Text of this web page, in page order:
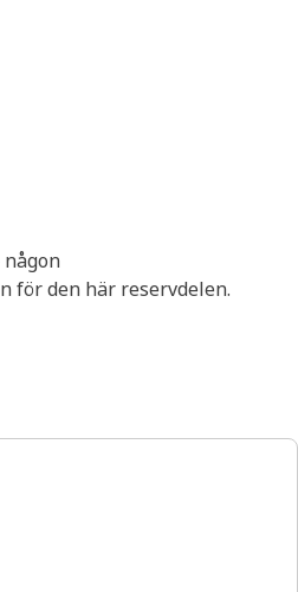
den här reservdelen.